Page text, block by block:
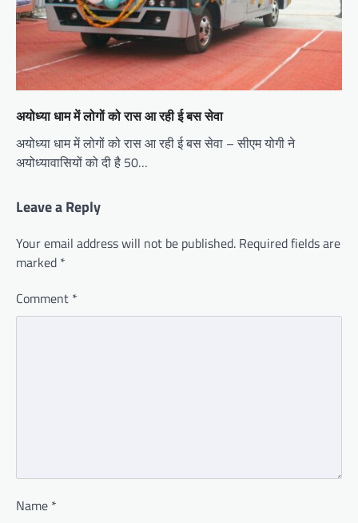
अयोध्या धाम में लोगों को रास आ रही ई बस सेवा
अयोध्या धाम में लोगों को रास आ रही ई बस सेवा – सीएम योगी ने
अयोध्यावासियों को दी है 50…
Leave a Reply
Your email address will not be published. Required fields are
marked *
Comment *
Name *